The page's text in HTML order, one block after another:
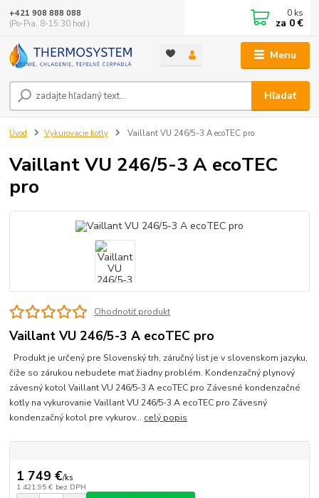
Menu
Hľadať
+421 908 888 088
(Po-Pia, 8-15:30 hod.)
0 ks
za 0 €
Úvod Vykurovacie kotly Vaillant VU 246/5-3 A ecoTEC pro
Vaillant VU 246/5-3 A ecoTEC
pro
Ohodnotiť produkt
Vaillant VU 246/5-3 A ecoTEC pro
Produkt je určený pre Slovenský trh, záručný list je v slovenskom jazyku,
čiže so zárukou nebudete mať žiadny problém. Kondenzačný plynový
závesný kotol Vaillant VU 246/5-3 A ecoTEC pro Závesné kondenzačné
kotly na vykurovanie Vaillant VU 246/5-3 A ecoTEC pro Závesný
kondenzačný kotol pre vykurov... celý popis
1 749 €/ks
1 421,95 € bez DPH